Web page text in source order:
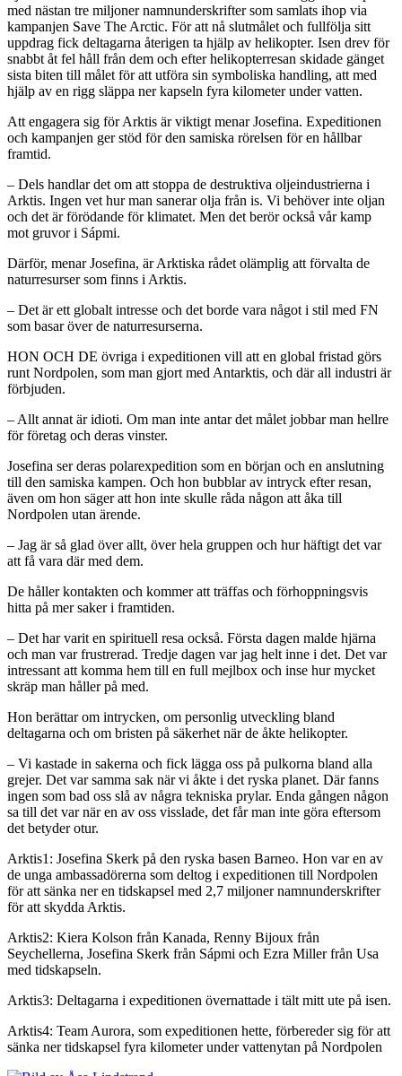
med nästan tre miljoner namnunderskrifter som samlats ihop via
kampanjen Save The Arctic. För att nå slutmålet och fullfölja sitt
uppdrag fick deltagarna återigen ta hjälp av helikopter. Isen drev för
snabbt åt fel håll från dem och efter helikopterresan skidade gänget
sista biten till målet för att utföra sin symboliska handling, att med
hjälp av en rigg släppa ner kapseln fyra kilometer under vatten.
Att engagera sig för Arktis är viktigt menar Josefina. Expeditionen
och kampanjen ger stöd för den samiska rörelsen för en hållbar
framtid.
– Dels handlar det om att stoppa de destruktiva oljeindustrierna i
Arktis. Ingen vet hur man sanerar olja från is. Vi behöver inte oljan
och det är förödande för klimatet. Men det berör också vår kamp
mot gruvor i Sápmi.
Därför, menar Josefina, är Arktiska rådet olämplig att förvalta de
naturresurser som finns i Arktis.
– Det är ett globalt intresse och det borde vara något i stil med FN
som basar över de naturresurserna.
HON OCH DE övriga i expeditionen vill att en global fristad görs
runt Nordpolen, som man gjort med Antarktis, och där all industri är
förbjuden.
– Allt annat är idioti. Om man inte antar det målet jobbar man hellre
för företag och deras vinster.
Josefina ser deras polarexpedition som en början och en anslutning
till den samiska kampen. Och hon bubblar av intryck efter resan,
även om hon säger att hon inte skulle råda någon att åka till
Nordpolen utan ärende.
– Jag är så glad över allt, över hela gruppen och hur häftigt det var
att få vara där med dem.
De håller kontakten och kommer att träffas och förhoppningsvis
hitta på mer saker i framtiden.
– Det har varit en spirituell resa också. Första dagen malde hjärna
och man var frustrerad. Tredje dagen var jag helt inne i det. Det var
intressant att komma hem till en full mejlbox och inse hur mycket
skräp man håller på med.
Hon berättar om intrycken, om personlig utveckling bland
deltagarna och om bristen på säkerhet när de åkte helikopter.
– Vi kastade in sakerna och fick lägga oss på pulkorna bland alla
grejer. Det var samma sak när vi åkte i det ryska planet. Där fanns
ingen som bad oss slå av några tekniska prylar. Enda gången någon
sa till det var när en av oss visslade, det får man inte göra eftersom
det betyder otur.
Arktis1: Josefina Skerk på den ryska basen Barneo. Hon var en av
de unga ambassadörerna som deltog i expeditionen till Nordpolen
för att sänka ner en tidskapsel med 2,7 miljoner namnunderskrifter
för att skydda Arktis.
Arktis2: Kiera Kolson från Kanada, Renny Bijoux från
Seychellerna, Josefina Skerk från Sápmi och Ezra Miller från Usa
med tidskapseln.
Arktis3: Deltagarna i expeditionen övernattade i tält mitt ute på isen.
Arktis4: Team Aurora, som expeditionen hette, förbereder sig för att
sänka ner tidskapsel fyra kilometer under vattenytan på Nordpolen